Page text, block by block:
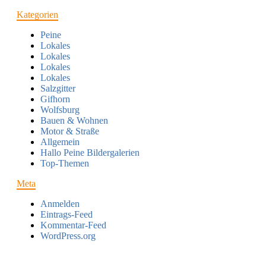
Kategorien
Peine
Lokales
Lokales
Lokales
Lokales
Salzgitter
Gifhorn
Wolfsburg
Bauen & Wohnen
Motor & Straße
Allgemein
Hallo Peine Bildergalerien
Top-Themen
Meta
Anmelden
Eintrags-Feed
Kommentar-Feed
WordPress.org